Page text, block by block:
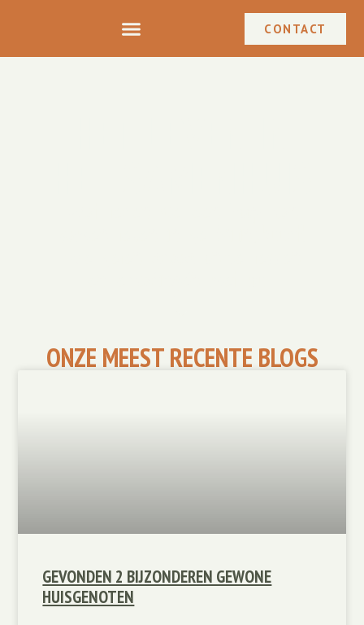
CONTACT
ONZE MEEST RECENTE BLOGS
GEVONDEN 2 BIJZONDEREN GEWONE
HUISGENOTEN